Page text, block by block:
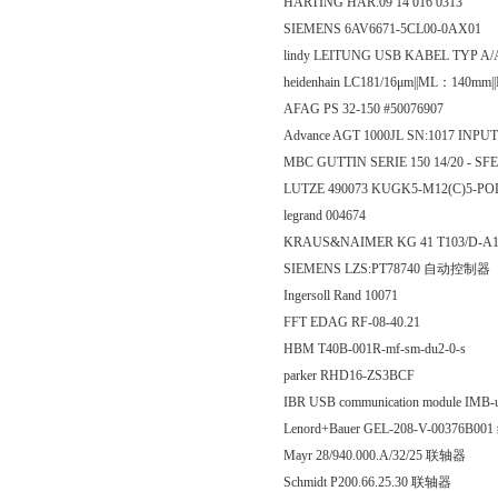
SIEMENS 6AV6671-5CL00-0AX01
lindy LEITUNG USB KABEL TYP A/
heidenhain LC181/16μm||ML：
AFAG PS 32-150 #50076907
Advance AGT 1000JL SN:1017
MBC GUTTIN SERIE 150 14/20 -
LUTZE 490073 KUGK5-M12(C)5-
legrand 004674
KRAUS&NAIMER KG 41 T103/D-
SIEMENS LZS:PT78740 自动控制器
Ingersoll Rand 10071
FFT EDAG RF-08-40.21
HBM T40B-001R-mf-sm-du2-0-s
parker RHD16-ZS3BCF
IBR USB communication module
Lenord+Bauer GEL-208-V-
Mayr 28/940.000.A/32/25 联轴器
Schmidt P200.66.25.30 联轴器